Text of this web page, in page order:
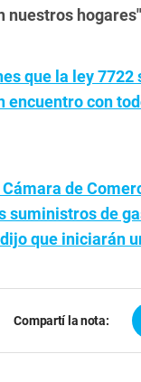
nuestros
que la ley
encuentro con
de
suministros de
que iniciarán
Compartí la nota: